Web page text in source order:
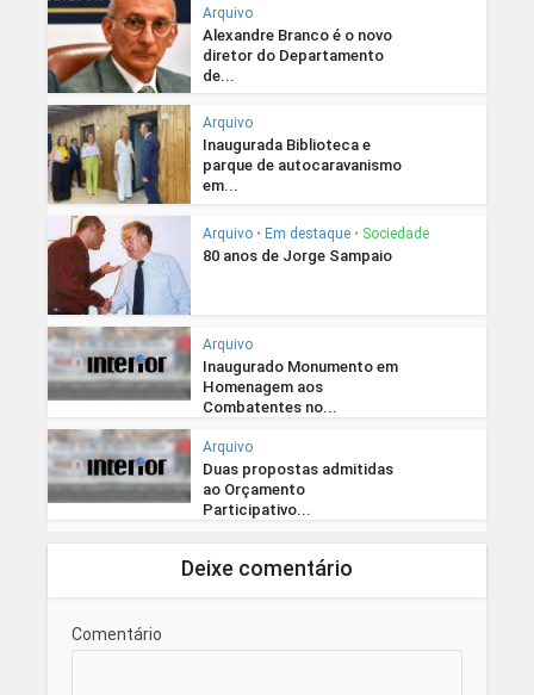
Arquivo
Alexandre Branco é o novo
diretor do Departamento
de...
Arquivo
Inaugurada Biblioteca e
parque de autocaravanismo
em...
Arquivo • Em destaque • Sociedade
80 anos de Jorge Sampaio
Arquivo
Inaugurado Monumento em
Homenagem aos
Combatentes no...
Arquivo
Duas propostas admitidas
ao Orçamento
Participativo...
Deixe comentário
Comentário